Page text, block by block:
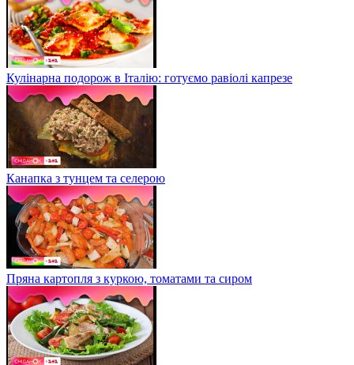
Кулінарна подорож в Італію: готуємо равіолі капрезе
Канапка з тунцем та селерою
Пряна картопля з куркою, томатами та сиром